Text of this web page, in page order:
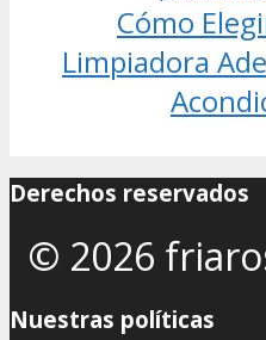
Cómo
Limpiadora
Derechos reservados
© 2026
Nuestras políticas